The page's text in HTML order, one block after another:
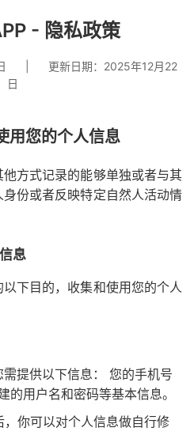
- 隐私政策
更新日期：2025年12月22
日
用您的个人信息
方式记录的能够单独或者与其
份或者反映特定自然人活动情
息
下目的，收集和使用您的个人
提供以下信息： 您的手机号
的用户名和密码等基本信息。
你可以对个人信息做自行修